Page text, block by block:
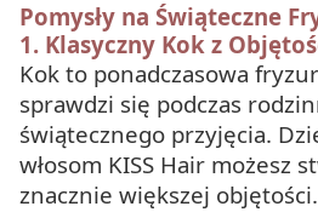
Pomysły na Świąteczne
1. Klasyczny Kok z
Kok to ponadczasowa
sprawdzi się podczas
świątecznego przyjęcia.
włosom KISS Hair możesz
znacznie większej